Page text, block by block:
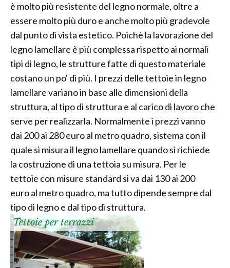
è molto più resistente del legno normale, oltre a
essere molto più duro e anche molto più gradevole
dal punto di vista estetico. Poichè la lavorazione del
legno lamellare è più complessa rispetto ai normali
tipi di legno, le strutture fatte di questo materiale
costano un po' di più. I prezzi delle tettoie in legno
lamellare variano in base alle dimensioni della
struttura, al tipo di struttura e al carico di lavoro che
serve per realizzarla. Normalmente i prezzi vanno
dai 200 ai 280 euro al metro quadro, sistema con il
quale si misura il legno lamellare quando si richiede
la costruzione di una tettoia su misura. Per le
tettoie con misure standard si va dai 130 ai 200
euro al metro quadro, ma tutto dipende sempre dal
tipo di legno e dal tipo di struttura.
Tettoie per terrazzi